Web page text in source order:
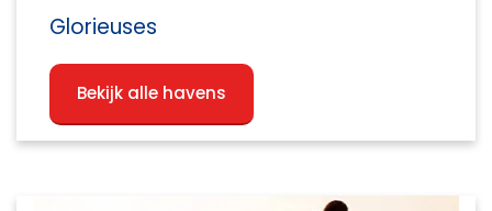
Glorieuses
Bekijk alle havens